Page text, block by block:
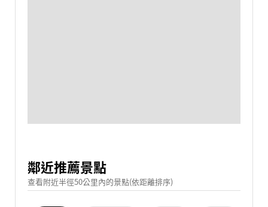
鄰近推薦景點
查看附近半徑50公里內的景點(依距離排序)